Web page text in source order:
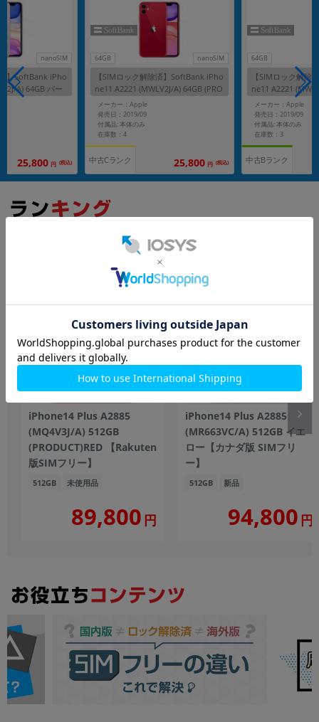
nanoSIM
】SoftBank iPho
A) 64GB パー
25,800 円 (税込)
64GB nanoSIM
【SIMロック解除済】SoftBank iPho
ne11 A2221 (MWLV2J/A) 64GB (PRO
DUCT)RED
メーカー：Apple
発売日：2019/09
付属品: 本体のみ
在庫数：4
中古Cランク 25,800 円 (税込)
64GB
【SIMロック解
ne11 A2221
プル
メーカー：Apple
発売日：2019/09
付属品: 本体のみ
在庫数：3
中古Bランク
iPhone14 Plus A2885
(MQ4V3J/A) 512GB
(PRODUCT)RED 【Rakuten
版SIMフリー】
512GB 未使用品
89,800 円
iPhone14 Plus A2885
(MR663VC/A) 512GB イエ
ロー【カナダ版 SIMフリ
ー】
512GB 新品
94,800 円